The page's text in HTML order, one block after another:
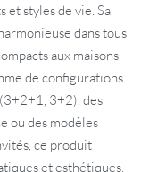
et styles de vie. Sa
dans tous
aux maisons
de configurations
3+2), des
ou des modèles
ce produit
et esthétiques.